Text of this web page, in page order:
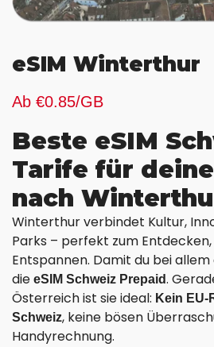
eSIM Winterthur
Ab €0.85/GB
Beste eSIM
Tarife für
nach
Winterthur verbindet Kultur,
Parks – perfekt zum
Entspannen. Damit du bei allem
die eSIM Schweiz Prepaid.
Österreich ist sie ideal: Kein EU-
Schweiz, keine bösen
Handyrechnung.